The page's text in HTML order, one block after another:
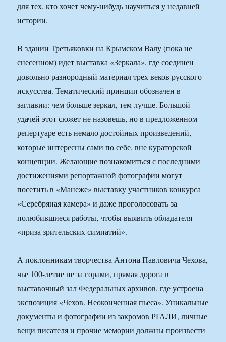
для тех, кто хочет чему-нибудь научиться у недавней
истории.
В здании Третьяковки на Крымском Валу (пока не
снесенном) идет выставка «Зеркала», где соединен
довольно разнородный материал трех веков русского
искусства. Тематический принцип обозначен в
заглавии: чем больше зеркал, тем лучше. Большой
удачей этот сюжет не назовешь, но в предложенном
репертуаре есть немало достойных произведений,
которые интересны сами по себе, вне кураторской
концепции. Желающие познакомиться с последними
достижениями репортажной фотографии могут
посетить в «Манеже» выставку участников конкурса
«Серебряная камера» и даже проголосовать за
полюбившиеся работы, чтобы выявить обладателя
«приза зрительских симпатий».
А поклонникам творчества Антона Павловича Чехова,
чье 100-летие не за горами, прямая дорога в
выставочный зал Федеральных архивов, где устроена
экспозиция «Чехов. Неоконченная пьеса». Уникальные
документы и фотографии из закромов РГАЛИ, личные
вещи писателя и прочие мемории должны произвести